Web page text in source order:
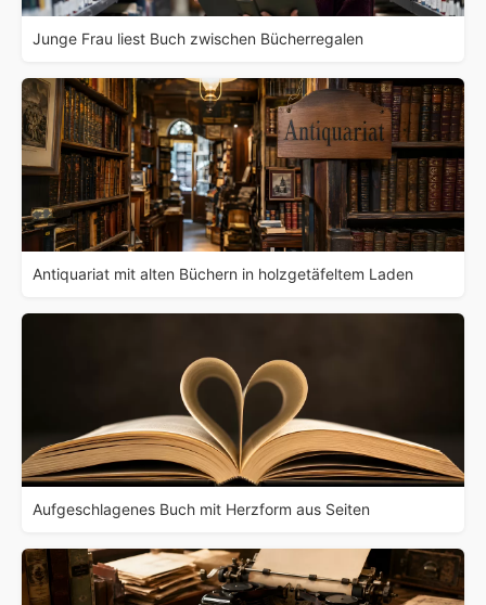
Junge Frau liest Buch zwischen Bücherregalen
Antiquariat mit alten Büchern in holzgetäfeltem Laden
Aufgeschlagenes Buch mit Herzform aus Seiten